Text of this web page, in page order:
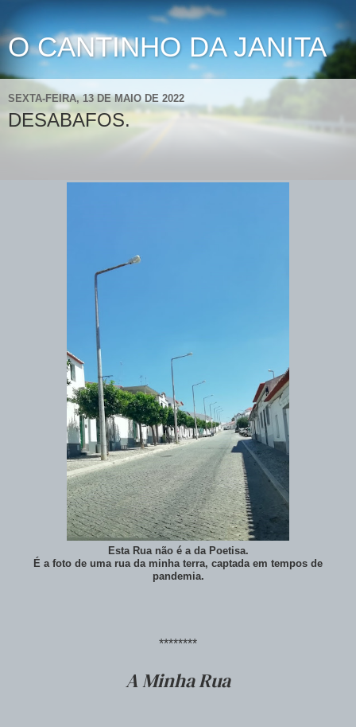
O CANTINHO DA JANITA
SEXTA-FEIRA, 13 DE MAIO DE 2022
DESABAFOS.
Esta Rua não é a da Poetisa.
É a foto de uma rua da minha terra, captada em tempos de
pandemia.
********
A Minha Rua